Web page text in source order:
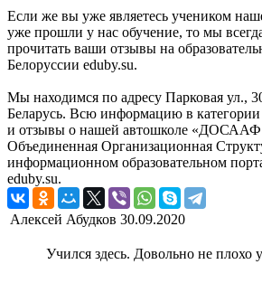
Если же вы уже являетесь учеником
уже прошли у нас обучение, то мы
прочитать ваши отзывы на
Белоруссии eduby.su.
Мы находимся по адресу Парковая ул.,
Беларусь. Всю информацию в
и отзывы о нашей автошколе «ДОСААФ
Объединенная Организационная
информационном образовательном
eduby.su.
Алексей Абудков 30.09.2020
Учился здесь. Довольно не плохо